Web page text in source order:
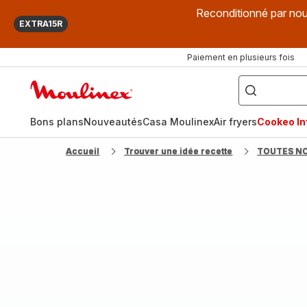
EXTRA15R
Reconditionné par
Paiement en plusieurs fois
["Que
recherchez-
vous
?",
fryer",
"Companion"]
Bons plansNouveautésCasa MoulinexAir fryersCookeo
Accueil Trouver une idée recette TOUTES